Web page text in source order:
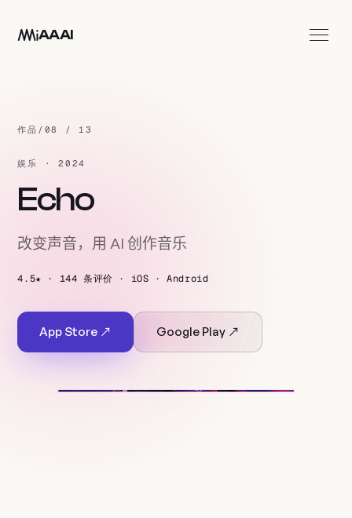
AAAI
作品 / 08 / 13
娱乐 · 2024
Echo
改变声音，用 AI 创作音乐
4.5★ · 144 条评价 · iOS · Android
App Store ↗ Google Play ↗